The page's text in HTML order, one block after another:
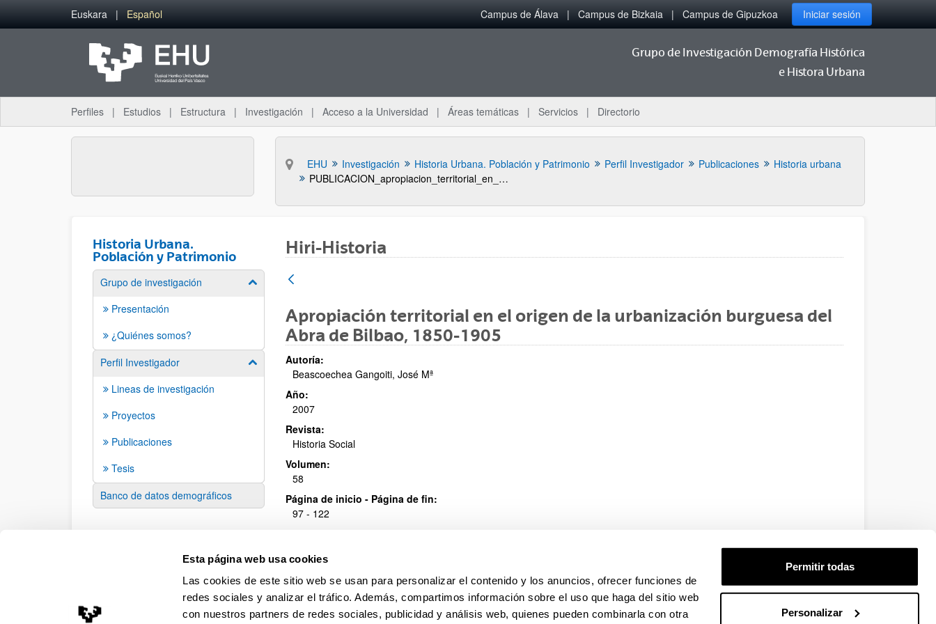
Esta página web usa cookies
Las cookies de este sitio web se usan para personalizar el contenido y los anuncios, ofrecer funciones de
redes sociales y analizar el tráfico. Además, compartimos información sobre el uso que haga del sitio web
con nuestros partners de redes sociales, publicidad y análisis web, quienes pueden combinarla con otra
Permitir todas
Personalizar
Saltar al contenido principal
Euskara Español Campus de Álava Campus de Bizkaia Campus de Gipuzkoa Iniciar sesión
Grupo de Investigación Demografía Histórica
e Histora Urbana
Perfiles Estudios Estructura Investigación Acceso a la Universidad Áreas temáticas Servicios Directorio
EHU Investigación Historia Urbana. Población y Patrimonio Perfil Investigador Publicaciones
Historia urbana
PUBLICACION_apropiacion_territorial_en_el_origen_de_la_urbanizacion_burguesa_del_abra_de_bilbao_1850_1905
Historia Urbana.
Población y Patrimonio
Grupo de investigación Mostrar/ocultar subpáginas
Presentación
¿Quiénes somos?
Perfil Investigador
Mostrar/ocultar subpáginas
Lineas de investigación
Proyectos
Publicaciones
Tesis
Banco de datos demográficos
Hiri-Historia
Apropiación territorial en el origen de la urbanización burguesa del
Abra de Bilbao, 1850-1905
Autoría:
Beascoechea Gangoiti, José Mª
Año:
2007
Revista:
Historia Social
Volumen:
58
Página de inicio - Página de fin:
97 - 122